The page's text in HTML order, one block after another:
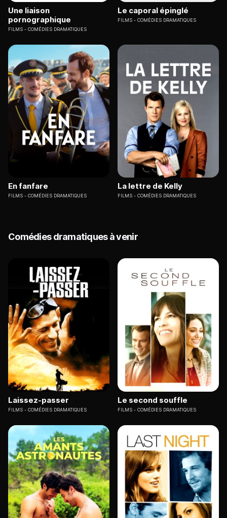
Une liaison
pornographique
FILMS COMÉDIES DRAMATIQUES
Le caporal épinglé
FILMS COMÉDIES DRAMATIQUES
En fanfare
FILMS COMÉDIES DRAMATIQUES
La lettre de Kelly
FILMS COMÉDIES DRAMATIQUES
Comédies dramatiques à venir
Laissez-passer
FILMS COMÉDIES DRAMATIQUES
Le second souffle
FILMS COMÉDIES DRAMATIQUES